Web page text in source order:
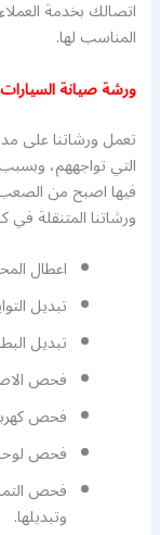
اتصالك بخدمة
المناسب لها.
ورشة صيانة
تعمل ورشاتنا على
التي تواجههم، وبسبب
فيها اصبح من الصعب
ورشاتنا المتنقلة
اعطال
تبديل
تبديل
فحص
فحص
فحص
فحص
وتبديلها.